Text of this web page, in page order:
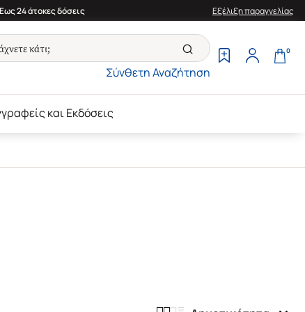
24 άτοκες δόσεις Εξέλιξη παραγγελίας
Σύνθετη Αναζήτηση
0
και Εκδόσεις